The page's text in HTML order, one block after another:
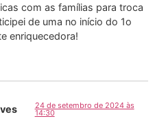
com as famílias para troca
de uma no início do 1o
enriquecedora!
24 de setembro de 2024 às
14:30